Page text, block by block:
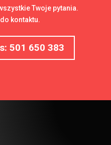
Twoje pytania.
kontaktu.
501 650 383